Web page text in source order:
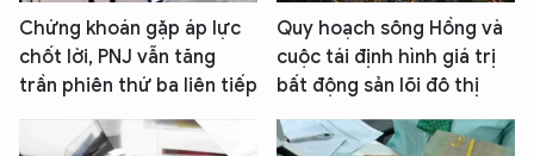
Chứng khoán gặp áp lực
chốt lời, PNJ vẫn tăng
trần phiên thứ ba liên tiếp
Quy hoạch sông Hồng và
cuộc tái định hình giá trị
bất động sản lõi đô thị